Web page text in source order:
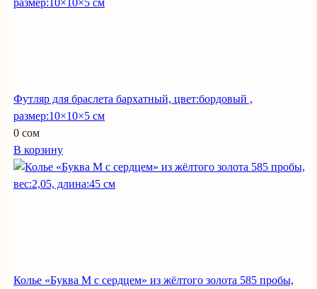
Футляр для браслета бархатный, цвет:бордовый ,
размер:10×10×5 см
0 сом
В корзину
Колье «Буква М с сердцем» из жёлтого золота 585 пробы,